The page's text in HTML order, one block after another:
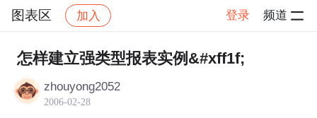
图表区 加入 登录 频道
社区 图表区 帖子详情
怎样建立强类型报表实例&#xff1f;
zhouyong2052
2006-02-28